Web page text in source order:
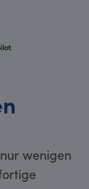
wenigen